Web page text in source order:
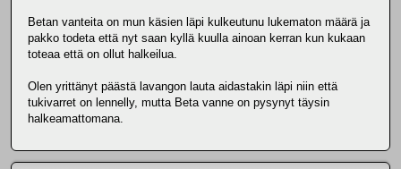
Betan vanteita on mun käsien läpi kulkeutunu lukematon määrä ja
pakko todeta että nyt saan kyllä kuulla ainoan kerran kun kukaan
toteaa että on ollut halkeilua.
Olen yrittänyt päästä lavangon lauta aidastakin läpi niin että
tukivarret on lennelly, mutta Beta vanne on pysynyt täysin
halkeamattomana.